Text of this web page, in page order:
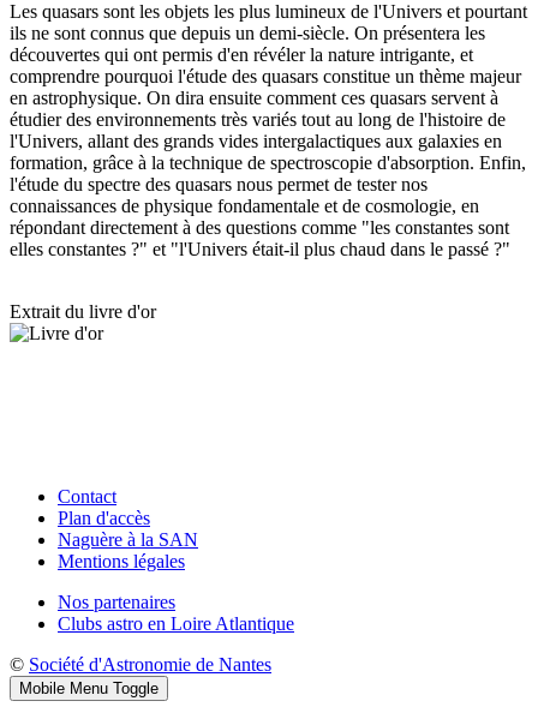
Les quasars sont les objets les plus lumineux de l'Univers et pourtant
ils ne sont connus que depuis un demi-siècle. On présentera les
découvertes qui ont permis d'en révéler la nature intrigante, et
comprendre pourquoi l'étude des quasars constitue un thème majeur
en astrophysique. On dira ensuite comment ces quasars servent à
étudier des environnements très variés tout au long de l'histoire de
l'Univers, allant des grands vides intergalactiques aux galaxies en
formation, grâce à la technique de spectroscopie d'absorption. Enfin,
l'étude du spectre des quasars nous permet de tester nos
connaissances de physique fondamentale et de cosmologie, en
répondant directement à des questions comme "les constantes sont
elles constantes ?" et "l'Univers était-il plus chaud dans le passé ?"
Extrait du livre d'or
Contact
Plan d'accès
Naguère à la SAN
Mentions légales
Nos partenaires
Clubs astro en Loire Atlantique
© Société d'Astronomie de Nantes
Mobile Menu Toggle